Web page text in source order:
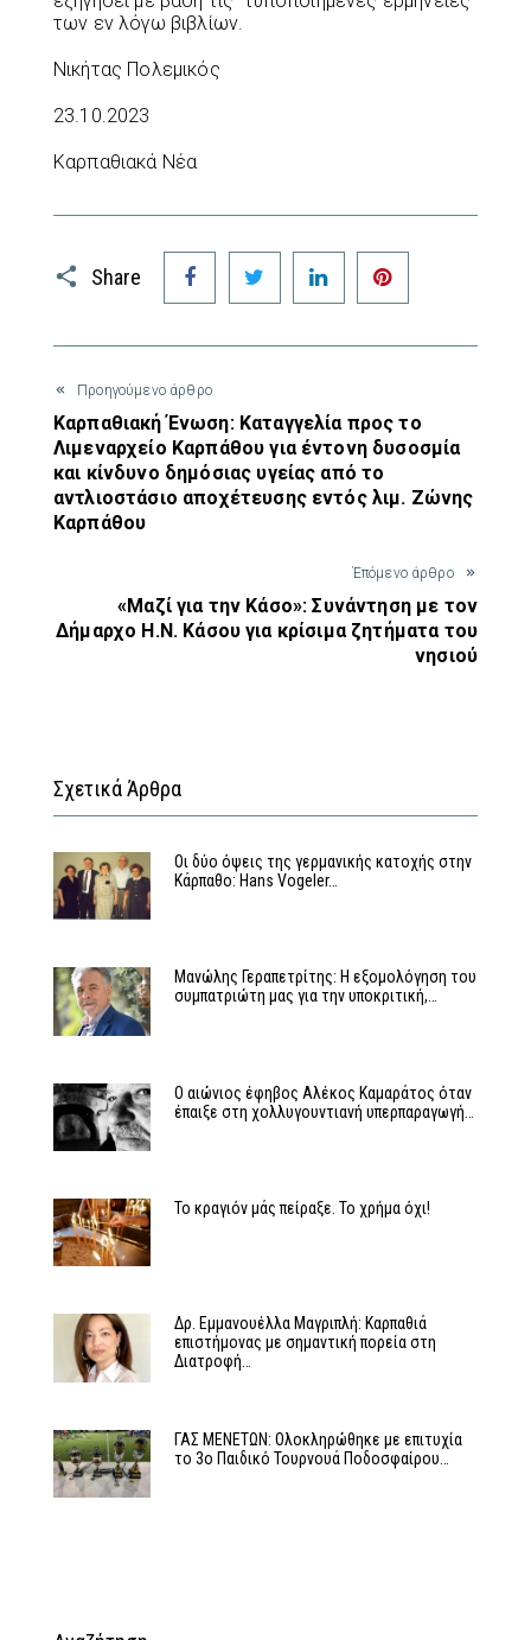
των εν λόγω βιβλίων.
Νικήτας Πολεμικός
23.10.2023
Καρπαθιακά Νέα
Share
Facebook Twitter LinkedIn
Προηγούμενο άρθρο
Καρπαθιακή Ένωση: Καταγγελία προς το
Λιμεναρχείο Καρπάθου για έντονη δυσοσμία
και κίνδυνο δημόσιας υγείας από το
αντλιοστάσιο αποχέτευσης εντός λιμ. Ζώνης
Καρπάθου
Έπόμενο άρθρο
«Μαζί για την Κάσο»: Συνάντηση με τον
Δήμαρχο Η.Ν. Κάσου για κρίσιμα ζητήματα του
νησιού
Σχετικά Άρθρα
Οι δύο όψεις της γερμανικής κατοχής στην
Κάρπαθο: Hans Vogeler…
Μανώλης Γεραπετρίτης: Η εξομολόγηση του
συμπατριώτη μας για την υποκριτική,…
Ο αιώνιος έφηβος Αλέκος Καμαράτος όταν
έπαιξε στη χολλυγουντιανή υπερπαραγωγή…
Το κραγιόν μάς πείραξε. Το χρήμα όχι!
Δρ. Εμμανουέλλα Μαγριπλή: Καρπαθιά
επιστήμονας με σημαντική πορεία στη
Διατροφή…
ΓΑΣ ΜΕΝΕΤΩΝ: Ολοκληρώθηκε με επιτυχία
το 3ο Παιδικό Τουρνουά Ποδοσφαίρου…